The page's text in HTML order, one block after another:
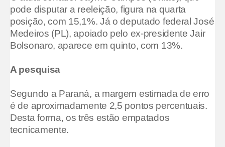
pode disputar a reeleição, figura na quarta
posição, com 15,1%. Já o deputado federal José
Medeiros (PL), apoiado pelo ex-presidente Jair
Bolsonaro, aparece em quinto, com 13%.
A pesquisa
Segundo a Paraná, a margem estimada de erro
é de aproximadamente 2,5 pontos percentuais.
Desta forma, os três estão empatados
tecnicamente.